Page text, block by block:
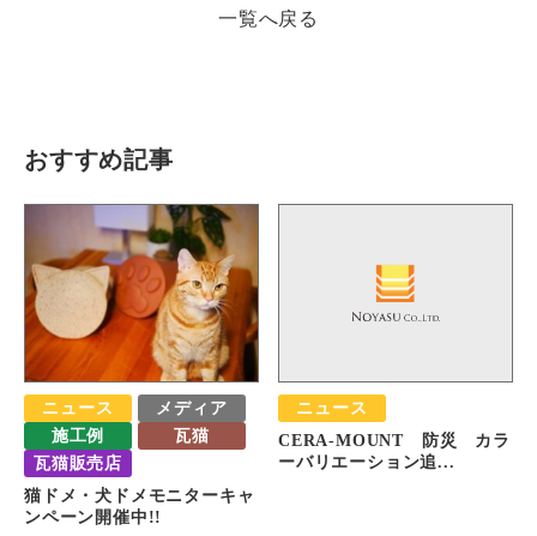
一覧へ戻る
おすすめ記事
ニュース
メディア
施工例
瓦猫
瓦猫販売店
猫ドメ・犬ドメモニターキャ
ンペーン開催中!!
ニュース
CERA-MOUNT 防災 カラ
ーバリエーション追...